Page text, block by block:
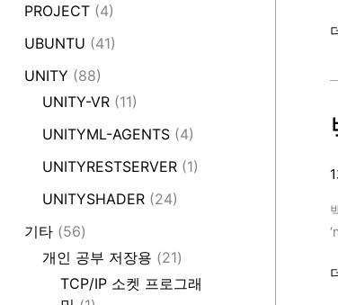
PROJECT(4)
UBUNTU (41)
UNITY (88)
UNITY-VR(11)
UNITYML-AGENTS(4)
UNITYRESTSERVER(1)
UNITYSHADER(24)
기타(56)
개인 공부 저장용 (21)
TCP/IP 소켓 프로그래